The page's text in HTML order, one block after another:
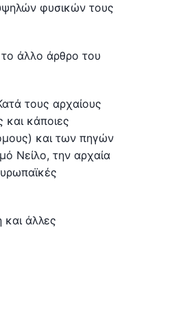
φυσικών τους
άλλο άρθρο του
τους αρχαίους
και κάποιες
και των πηγών
Νείλο, την αρχαία
και άλλες